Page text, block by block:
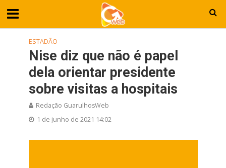
ESTADÃO
Nise diz que não é papel
dela orientar presidente
sobre visitas a hospitais
Redação GuarulhosWeb
1 de junho de 2021 14:02